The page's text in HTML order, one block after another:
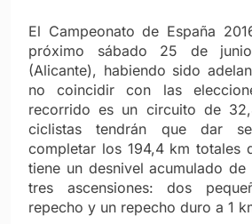
El Campeonato de España
próximo sábado 25 de
(Alicante), habiendo sido
no coincidir con las
recorrido es un circuito de
ciclistas tendrán que dar
completar los 194,4 km totales
tiene un desnivel acumulado
tres ascensiones: dos
repecho y un repecho duro a 1